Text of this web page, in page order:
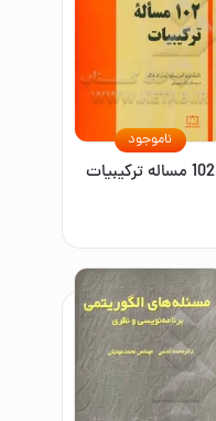
102 مساله ترکیبیات
ناموجود